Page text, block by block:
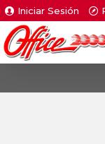
Iniciar Sesión